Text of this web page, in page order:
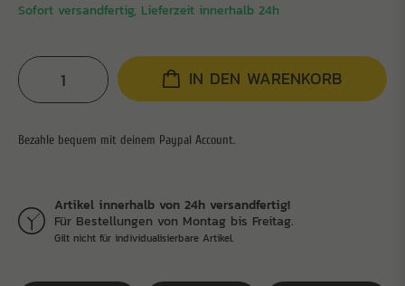
Sofort versandfertig, Lieferzeit innerhalb 24h
IN DEN WARENKORB
Artikel innerhalb von 24h versandfertig!
Für Bestellungen von Montag bis Freitag.
Gilt nicht für individualisierbare Artikel.